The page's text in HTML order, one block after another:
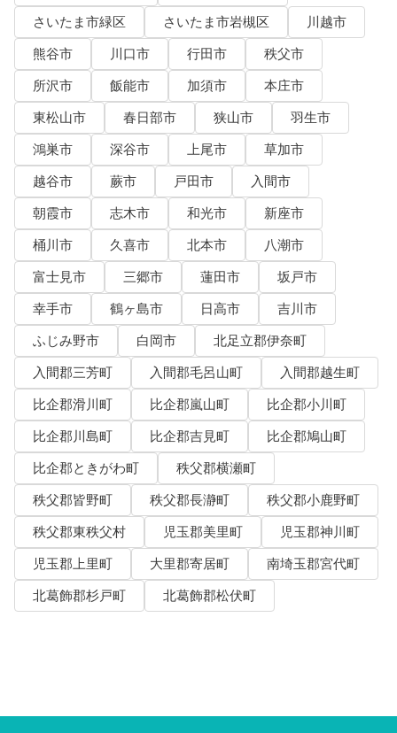
さいたま市緑区
さいたま市岩槻区
川越市
熊谷市
川口市 行田市
秩父市
所沢市
飯能市 加須市
本庄市
東松山市
春日部市 狭山市
羽生市
鴻巣市
深谷市 上尾市
草加市
越谷市
蕨市 戸田市
入間市
朝霞市
志木市 和光市
新座市
桶川市
久喜市 北本市
八潮市
富士見市
三郷市 蓮田市
坂戸市
幸手市
鶴ヶ島市 日高市
吉川市
ふじみ野市
白岡市
北足立郡伊奈町
入間郡三芳町
入間郡毛呂山町
入間郡越生町
比企郡滑川町
比企郡嵐山町
比企郡小川町
比企郡川島町
比企郡吉見町
比企郡鳩山町
比企郡ときがわ町
秩父郡横瀬町
秩父郡皆野町
秩父郡長瀞町
秩父郡小鹿野町
秩父郡東秩父村
児玉郡美里町
児玉郡神川町
児玉郡上里町
大里郡寄居町
南埼玉郡宮代町
北葛飾郡杉戸町
北葛飾郡松伏町